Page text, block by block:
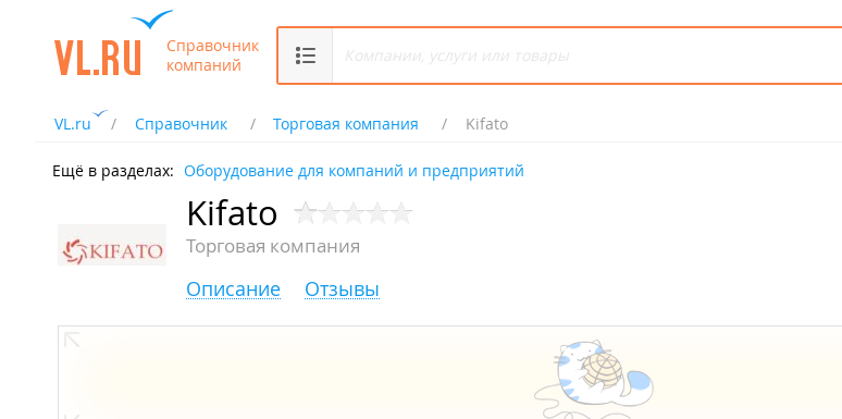
Справочник
компаний
VL.ru Справочник Торговая компания Kifato
Ещё в разделах: Оборудование для компаний и предприятий
Kifato
Торговая компания
Описание Отзывы